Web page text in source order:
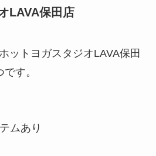
LAVA保田店
ットヨガスタジオLAVA保田
す。
ムあり